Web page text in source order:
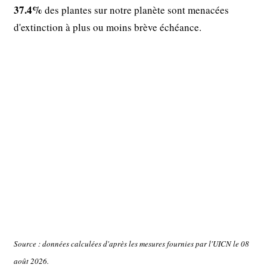
37.4% des plantes sur notre planète sont menacées
d'extinction à plus ou moins brève échéance.
Source : données calculées d'après les mesures fournies par l'UICN le 08
août 2026.